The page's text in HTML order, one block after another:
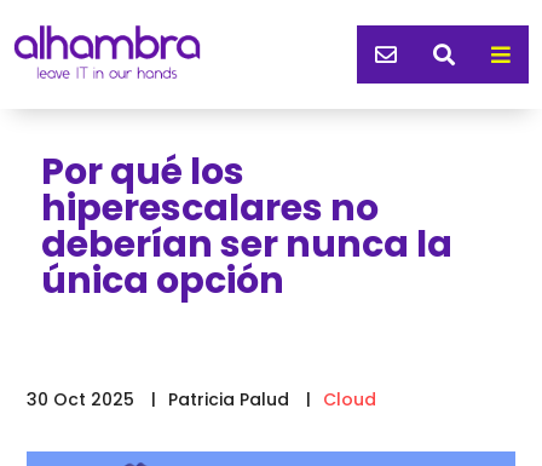
  
Por qué los
hiperescalares no
deberían ser nunca la
única opción
30 Oct 2025 Patricia Palud Cloud